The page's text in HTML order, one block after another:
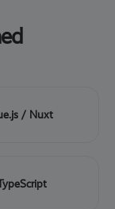
/ Nuxt